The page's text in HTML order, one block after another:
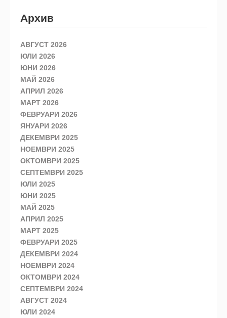
Архив
АВГУСТ 2026
ЮЛИ 2026
ЮНИ 2026
МАЙ 2026
АПРИЛ 2026
МАРТ 2026
ФЕВРУАРИ 2026
ЯНУАРИ 2026
ДЕКЕМВРИ 2025
НОЕМВРИ 2025
ОКТОМВРИ 2025
СЕПТЕМВРИ 2025
ЮЛИ 2025
ЮНИ 2025
МАЙ 2025
АПРИЛ 2025
МАРТ 2025
ФЕВРУАРИ 2025
ДЕКЕМВРИ 2024
НОЕМВРИ 2024
ОКТОМВРИ 2024
СЕПТЕМВРИ 2024
АВГУСТ 2024
ЮЛИ 2024